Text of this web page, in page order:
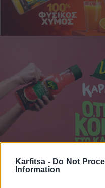
Karfitsa - Do Not
Information